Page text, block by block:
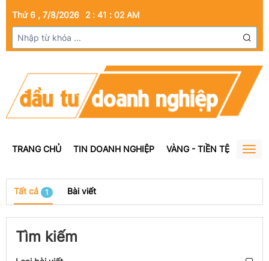
Thứ 6 , 7/8/2026 2 : 41 : 02 AM
TRANG CHỦ TIN DOANH NGHIỆP VÀNG - TIỀN TỆ BẤT
Tất cả 1 Bài viết
Tìm kiếm